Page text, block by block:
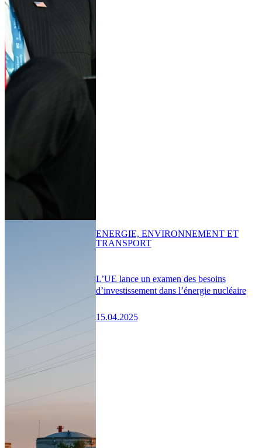
L’UE lance un examen des besoins
d’investissement dans l’énergie nucléaire
15.04.2025
ENERGIE, ENVIRONNEMENT ET
TRANSPORT